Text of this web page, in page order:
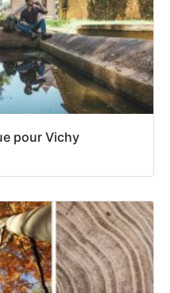
pour Vichy